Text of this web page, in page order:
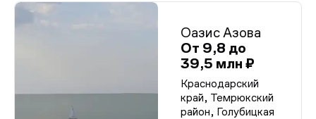
Оазис Азова
От 9,8 до
39,5 млн ₽
Краснодарский
край, Темрюкский
район, Голубицкая